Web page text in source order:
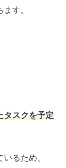
す。
タスクを予定
るため、